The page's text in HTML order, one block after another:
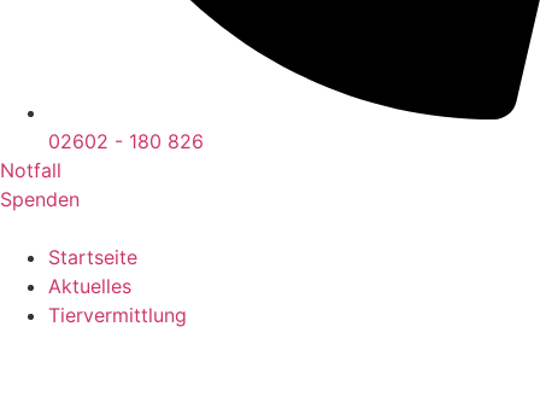
02602 - 180 826
Notfall
Spenden
Startseite
Aktuelles
Tiervermittlung